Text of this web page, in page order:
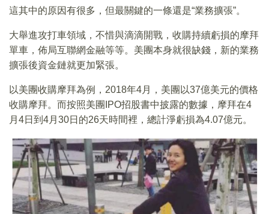
這其中的原因有很多，但最關鍵的一條還是“業務擴張”。
大舉進攻打車領域，不惜與滴滴開戰，收購持續虧損的摩拜
單車，佈局互聯網金融等等。美團本身就很缺錢，新的業務
擴張後資金鏈就更加緊張。
以美團收購摩拜為例，2018年4月，美團以37億美元的價格
收購摩拜。而按照美團IPO招股書中披露的數據，摩拜在4
月4日到4月30日的26天時間裡，總計淨虧損為4.07億元。